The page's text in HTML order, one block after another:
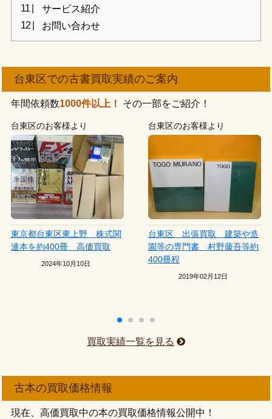
サービス紹介
お問い合わせ
台東区での古書買取実績のご案内
年間依頼数1000件以上！ その一部をご紹介！
台東区のお客様より
東京都台東区東上野 株式関
連本を約400冊 高価買取
2024年10月10日
台東区のお客様より
台東区 出張買取 建築や造
園等の専門書 村野藤吾等約
400冊程
2019年02月12日
買取実績一覧を見る
古本の買取価格情報
現在、高価買取中の本の買取価格情報公開中！